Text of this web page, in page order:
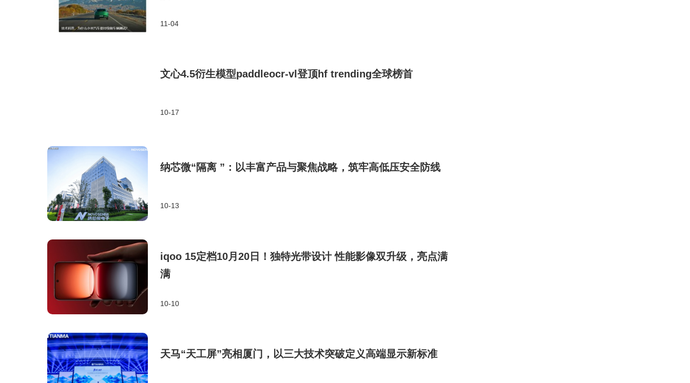
11-04
文心4.5衍生模型paddleocr-vl登顶hf trending全球榜首
10-17
纳芯微“隔离 ”：以丰富产品与聚焦战略，筑牢高低压安全防线
10-13
iqoo 15定档10月20日！独特光带设计 性能影像双升级，亮点满
满
10-10
天马“天工屏”亮相厦门，以三大技术突破定义高端显示新标准